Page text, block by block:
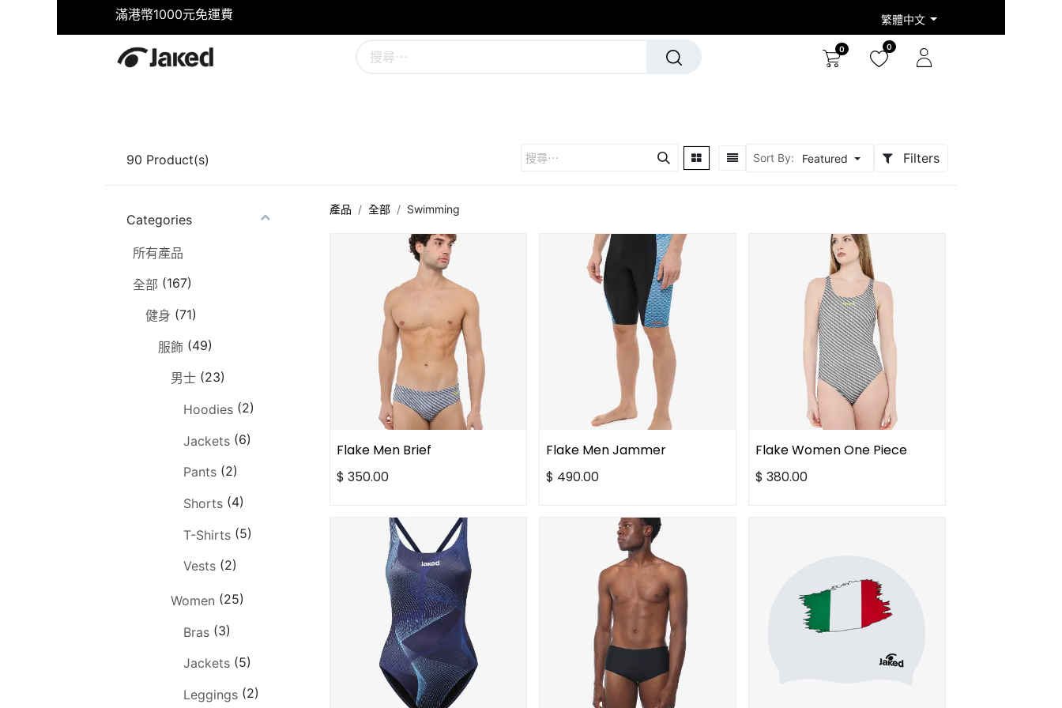
滿港幣1000元免運費 繁體中文
0 0
90 Product(s) Sort By: Featured Filters
Categories
所有產品
全部 (167)
健身 (71)
服飾 (49)
男士 (23)
Hoodies (2)
Jackets (6)
Pants (2)
Shorts (4)
T-Shirts (5)
Vests (2)
Women (25)
Bras (3)
Jackets (5)
Leggings (2)
產品 全部 Swimming
Flake Men Brief
$ 350.00
Flake Men Jammer
$ 490.00
Flake Women One Piece
$ 380.00